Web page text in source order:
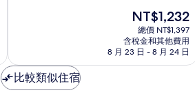
了，
14
則
現
在
價
格
為
NT$1,232
總價 NT$1,397
含稅金和其他費用
8 月 23 日 - 8 月 24 日
比較類似住宿